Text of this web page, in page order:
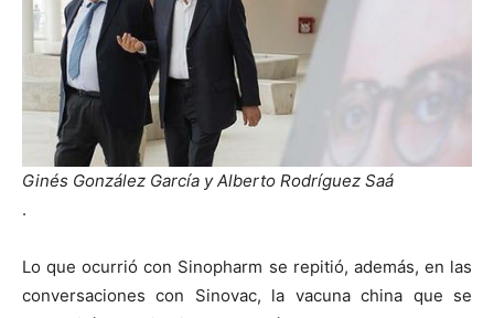
Ginés González García y Alberto Rodríguez Saá
.
Lo que ocurrió con Sinopharm se repitió, además, en las
conversaciones con Sinovac, la vacuna china que se